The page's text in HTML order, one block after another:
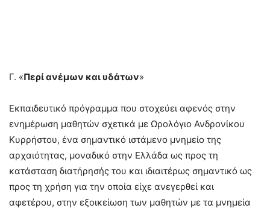
Γ. «Περί ανέμων και υδάτων»
Εκπαιδευτικό πρόγραμμα που στοχεύει αφενός στην
ενημέρωση μαθητών σχετικά με Ωρολόγιο Ανδρονίκου
Κυρρήστου, ένα σημαντικό ιστάμενο μνημείο της
αρχαιότητας, μοναδικό στην Ελλάδα ως προς τη
κατάσταση διατήρησής του και ιδιαιτέρως σημαντικό ως
προς τη χρήση για την οποία είχε ανεγερθεί και
αφετέρου, στην εξοικείωση των μαθητών με τα μνημεία